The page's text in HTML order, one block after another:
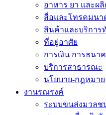
อาหาร ยา และ
สื่อและโทรคมนา
สินค้าและบริการ
ที่อยู่อาศัย
การเงิน การธนา
บริการสาธารณะ
นโยบาย-กฎหมาย
งานรณรงค์
ระบบขนส่งมวลช